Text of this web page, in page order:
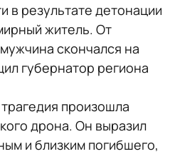
в результате детонации
житель. От
скончался на
губернатор региона
произошла
дрона. Он выразил
и близким погибшего,